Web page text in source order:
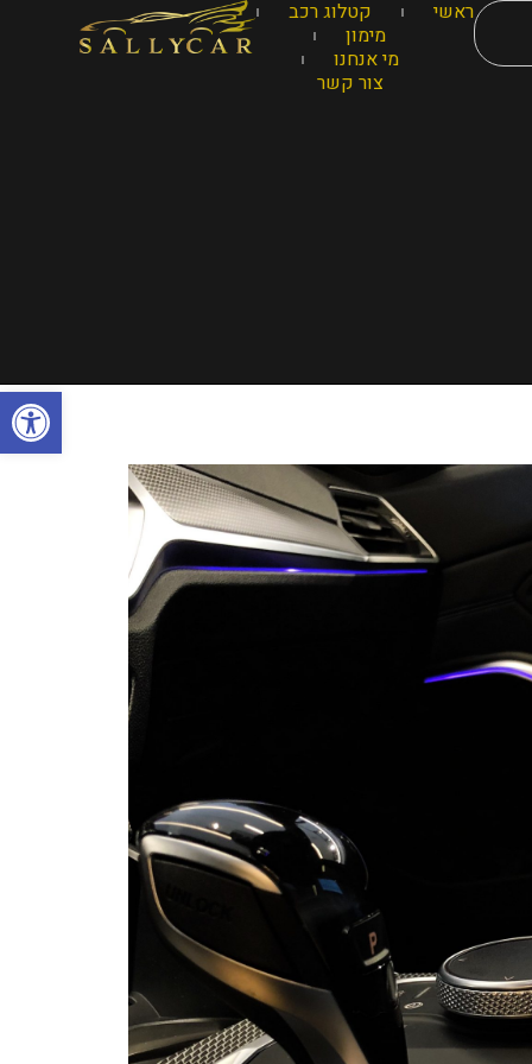
ראשי
קטלוג רכב
מימון
מי אנחנו
צור קשר